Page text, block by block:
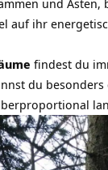
auf ihr
findest du
du